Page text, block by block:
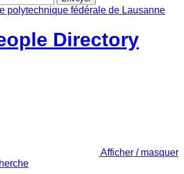
Directory
Afficher / masquer